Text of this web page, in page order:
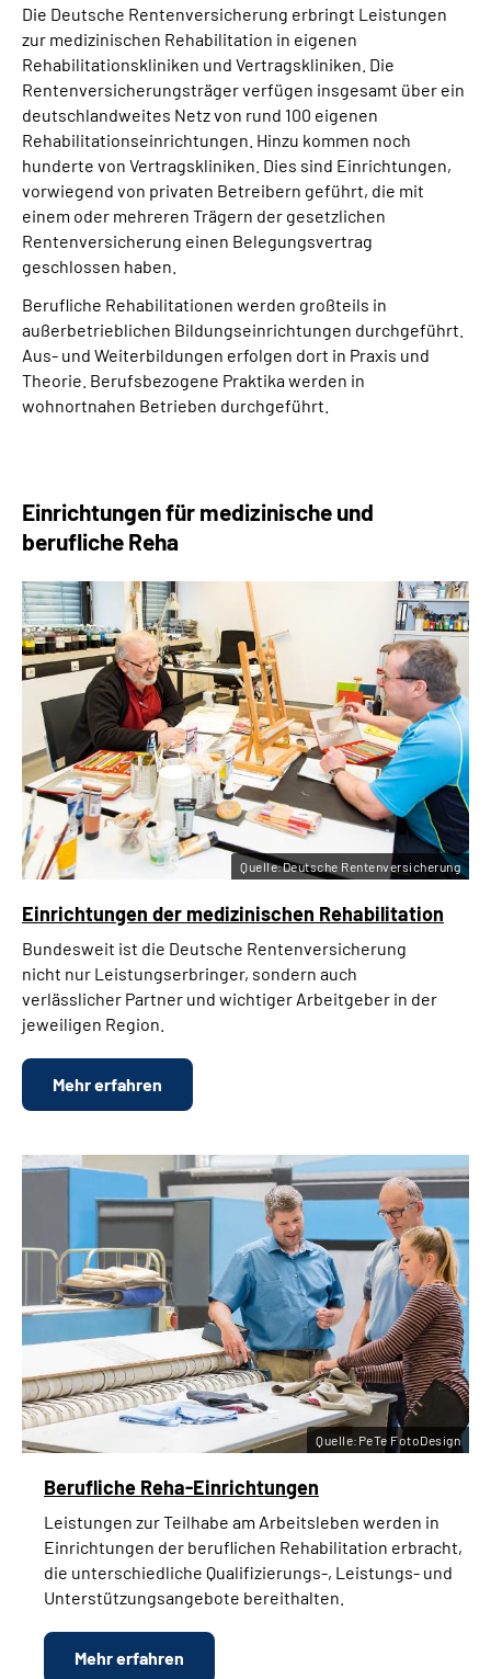
Mein Kundenportal
Die Deutsche Rentenversicherung erbringt Leistungen
zur medizinischen Rehabilitation in eigenen
Rehabilitationskliniken und Vertragskliniken. Die
Rentenversicherungsträger verfügen insgesamt über ein
deutschlandweites Netz von rund 100 eigenen
Rehabilitationseinrichtungen. Hinzu kommen noch
hunderte von Vertragskliniken. Dies sind Einrichtungen,
vorwiegend von privaten Betreibern geführt, die mit
einem oder mehreren Trägern der gesetzlichen
Rentenversicherung einen Belegungsvertrag
geschlossen haben.
Berufliche Rehabilitationen werden großteils in
außerbetrieblichen Bildungseinrichtungen durchgeführt.
Aus- und Weiterbildungen erfolgen dort in Praxis und
Theorie. Berufsbezogene Praktika werden in
wohnortnahen Betrieben durchgeführt.
Einrichtungen für medizinische und
berufliche Reha
Einrichtungen der medizinischen Rehabilitation
Bundesweit ist die Deutsche Rentenversicherung
nicht nur Leistungserbringer, sondern auch
verlässlicher Partner und wichtiger Arbeitgeber in der
jeweiligen Region.
Mehr erfahren
Quelle:Deutsche Rentenversicherung
Berufliche Reha-Einrichtungen
Leistungen zur Teilhabe am Arbeitsleben werden in
Einrichtungen der beruflichen Rehabilitation erbracht,
die unterschiedliche Qualifizierungs-, Leistungs- und
Unterstützungsangebote bereithalten.
Mehr erfahren
Quelle:PeTe FotoDesign